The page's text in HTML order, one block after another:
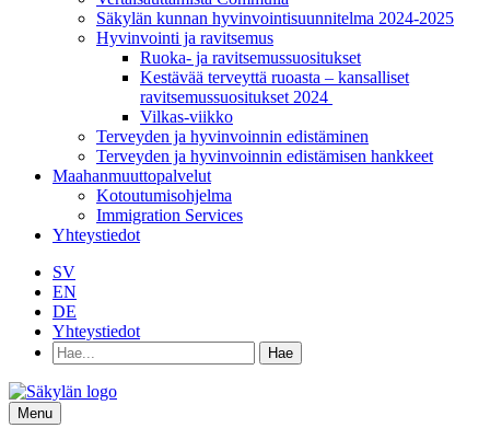
Säkylän kunnan hyvinvointisuunnitelma 2024-2025
Hyvinvointi ja ravitsemus
Ruoka- ja ravitsemussuositukset
Kestävää terveyttä ruoasta – kansalliset
ravitsemussuositukset 2024
Vilkas-viikko
Terveyden ja hyvinvoinnin edistäminen
Terveyden ja hyvinvoinnin edistämisen hankkeet
Maahanmuuttopalvelut
Kotoutumisohjelma
Immigration Services
Yhteystiedot
SV
EN
DE
Yhteystiedot
Hae
hakusanalla:
Menu